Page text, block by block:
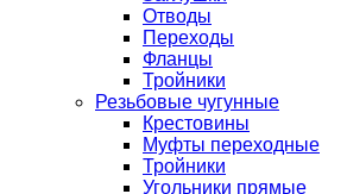
Отводы
Переходы
Фланцы
Тройники
Резьбовые чугунные
Крестовины
Муфты переходные
Тройники
Угольники прямые